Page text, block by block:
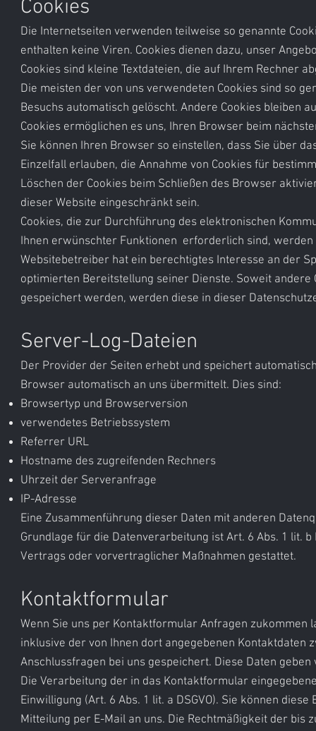
Cookies
Die Internetseiten verwenden teilweise so genannte
enthalten keine Viren. Cookies dienen dazu, unser
Cookies sind kleine Textdateien, die auf Ihrem Rechner
Die meisten der von uns verwendeten Cookies sind so
Besuchs automatisch gelöscht. Andere Cookies bleiben
Cookies ermöglichen es uns, Ihren Browser beim
Sie können Ihren Browser so einstellen, dass Sie über
Einzelfall erlauben, die Annahme von Cookies für
Löschen der Cookies beim Schließen des Browser
dieser Website eingeschränkt sein.
Cookies, die zur Durchführung des elektronischen
Ihnen erwünschter Funktionen erforderlich sind, werden
Websitebetreiber hat ein berechtigtes Interesse an der
optimierten Bereitstellung seiner Dienste. Soweit
gespeichert werden, werden diese in dieser
Server-Log-Dateien
Der Provider der Seiten erhebt und speichert
Browser automatisch an uns übermittelt. Dies sind:
Browsertyp und Browserversion
verwendetes Betriebssystem
Referrer URL
Hostname des zugreifenden Rechners
Uhrzeit der Serveranfrage
IP-Adresse
Eine Zusammenführung dieser Daten mit anderen
Grundlage für die Datenverarbeitung ist Art. 6 Abs. 1 lit.
Vertrags oder vorvertraglicher Maßnahmen gestattet.
Kontaktformular
Wenn Sie uns per Kontaktformular Anfragen
inklusive der von Ihnen dort angegebenen Kontaktdaten
Anschlussfragen bei uns gespeichert. Diese Daten
Die Verarbeitung der in das Kontaktformular
Einwilligung (Art. 6 Abs. 1 lit. a DSGVO). Sie können
Mitteilung per E-Mail an uns. Die Rechtmäßigkeit der